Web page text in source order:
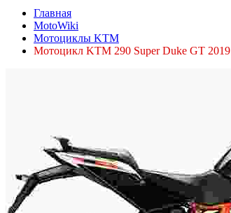
Главная
MotoWiki
Мотоциклы KTM
Мотоцикл KTM 290 Super Duke GT 2019